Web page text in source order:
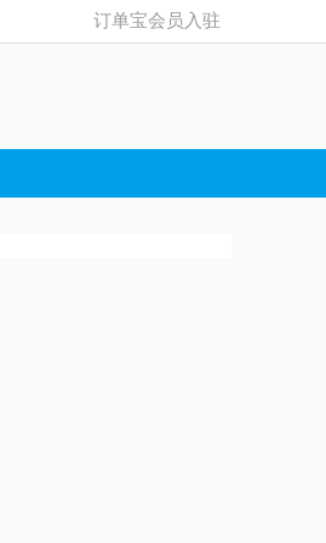
订单宝会员入驻